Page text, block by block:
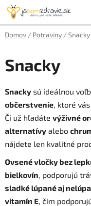
Prejsť
obsah
Domov / Potraviny /Snacky
Snacky
Snacky sú ideálnou
občerstvenie , ktoré
Či už hľadáte výživné
alternatívy alebo
nájdete len kvalitné
Ovsené vločky bez
bielkovín , podporujú
sladké lúpané aj
vitamín E , čím